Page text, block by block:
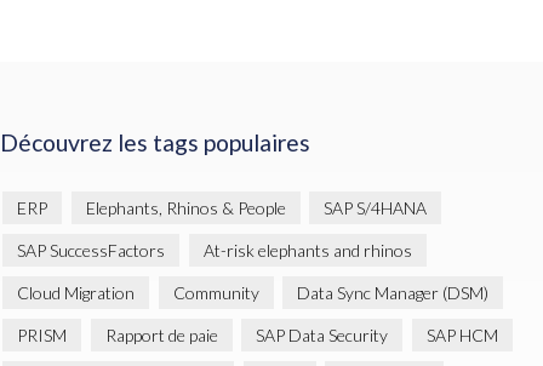
Découvrez les tags populaires
ERP Elephants, Rhinos & People SAP S/4HANA
SAP SuccessFactors At-risk elephants and rhinos
Cloud Migration Community Data Sync Manager (DSM)
PRISM Rapport de paie SAP Data Security SAP HCM